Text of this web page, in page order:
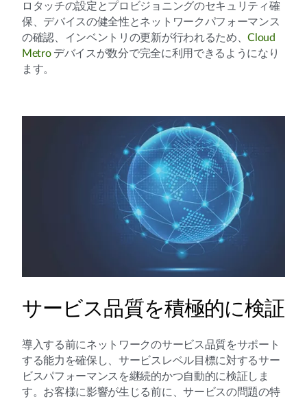
ロタッチの設定とプロビジョニングのセキュリティ確
保、デバイスの健全性とネットワークパフォーマンス
の確認、インベントリの更新が行われるため、Cloud
Metroデバイスが数分で完全に利用できるようになり
ます。
サービス品質を積極的に検証
導入する前にネットワークのサービス品質をサポート
する能力を確保し、サービスレベル目標に対するサー
ビスパフォーマンスを継続的かつ自動的に検証しま
す。お客様に影響が生じる前に、サービスの問題の特